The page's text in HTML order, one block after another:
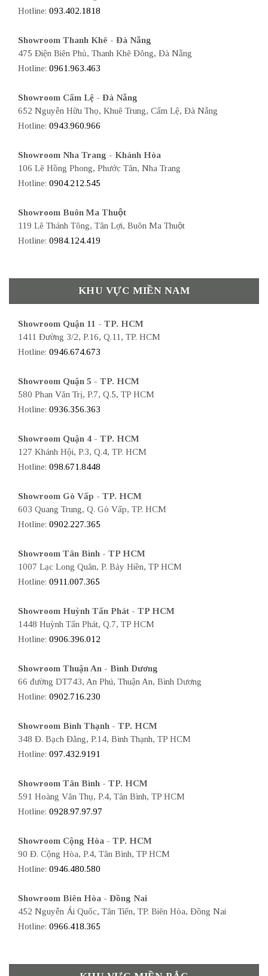
Hotline: 093.402.1818
Showroom Thanh Khê - Đà Nẵng
475 Điện Biên Phủ, Thanh Khê Đông, Đà Nẵng
Hotline: 0961.963.463
Showroom Cẩm Lệ - Đà Nẵng
652 Nguyễn Hữu Thọ, Khuê Trung, Cẩm Lệ, Đà Nẵng
Hotline: 0943.960.966
Showroom Nha Trang - Khánh Hòa
106 Lê Hồng Phong, Phước Tân, Nha Trang
Hotline: 0904.212.545
Showroom Buôn Ma Thuột
119 Lê Thánh Tông, Tân Lợi, Buôn Ma Thuột
Hotline: 0984.124.419
KHU VỰC MIỀN NAM
Showroom Quận 11 - TP. HCM
1411 Đường 3/2, P.16, Q.11, TP. HCM
Hotline: 0946.674.673
Showroom Quận 5 - TP. HCM
580 Phan Văn Trị, P.7, Q.5, TP HCM
Hotline: 0936.356.363
Showroom Quận 4 - TP. HCM
127 Khánh Hội, P.3, Q.4, TP. HCM
Hotline: 098.671.8448
Showroom Gò Vấp - TP. HCM
603 Quang Trung, Q. Gò Vấp, TP. HCM
Hotline: 0902.227.365
Showroom Tân Bình - TP HCM
1007 Lạc Long Quân, P. Bảy Hiền, TP HCM
Hotline: 0911.007.365
Showroom Huỳnh Tấn Phát - TP HCM
1448 Huỳnh Tấn Phát, Q.7, TP HCM
Hotline: 0906.396.012
Showroom Thuận An - Bình Dương
66 đường DT743, An Phú, Thuận An, Bình Dương
Hotline: 0902.716.230
Showroom Bình Thạnh - TP. HCM
348 Đ. Bạch Đằng, P.14, Bình Thạnh, TP HCM
Hotline: 097.432.9191
Showroom Tân Bình - TP. HCM
591 Hoàng Văn Thụ, P.4, Tân Bình, TP HCM
Hotline: 0928.97.97.97
Showroom Cộng Hòa - TP. HCM
90 Đ. Cộng Hòa, P.4, Tân Bình, TP HCM
Hotline: 0946.480.580
Showroom Biên Hòa - Đồng Nai
452 Nguyễn Ái Quốc, Tân Tiến, TP. Biên Hòa, Đồng Nai
Hotline: 0966.418.365